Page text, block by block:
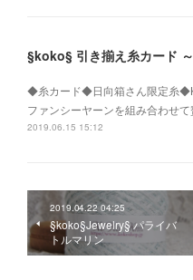
◆糸カード◆日向箱さん限定糸
ファンシーヤーンを組み合わせて
2019.06.15 15:12
2019.04.22 04:25
§koko§Jewelry§ パライバ
トルマリン